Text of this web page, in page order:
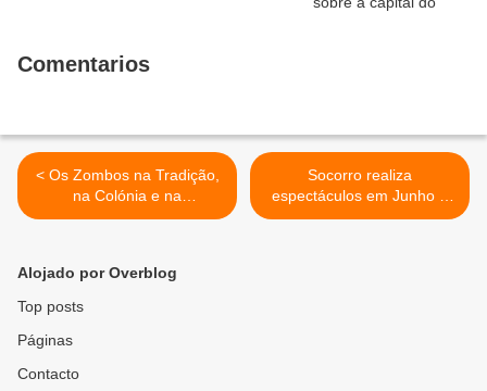
Comentarios
< Os Zombos na Tradição,
na Colónia e na
Independência (58)
Socorro realiza
espectáculos em Junho e
Julho >
Alojado por Overblog
Top posts
Páginas
Contacto